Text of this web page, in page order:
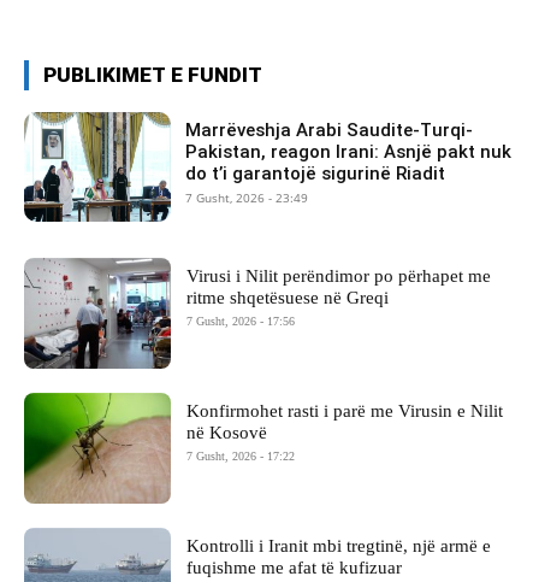
PUBLIKIMET E FUNDIT
Marrëveshja Arabi Saudite-Turqi-
Pakistan, reagon Irani: Asnjë pakt nuk
do t’i garantojë sigurinë Riadit
7 Gusht, 2026 - 23:49
Virusi i Nilit perëndimor po përhapet me
ritme shqetësuese në Greqi
7 Gusht, 2026 - 17:56
Konfirmohet rasti i parë me Virusin e Nilit
në Kosovë
7 Gusht, 2026 - 17:22
Kontrolli i Iranit mbi tregtinë, një armë e
fuqishme me afat të kufizuar